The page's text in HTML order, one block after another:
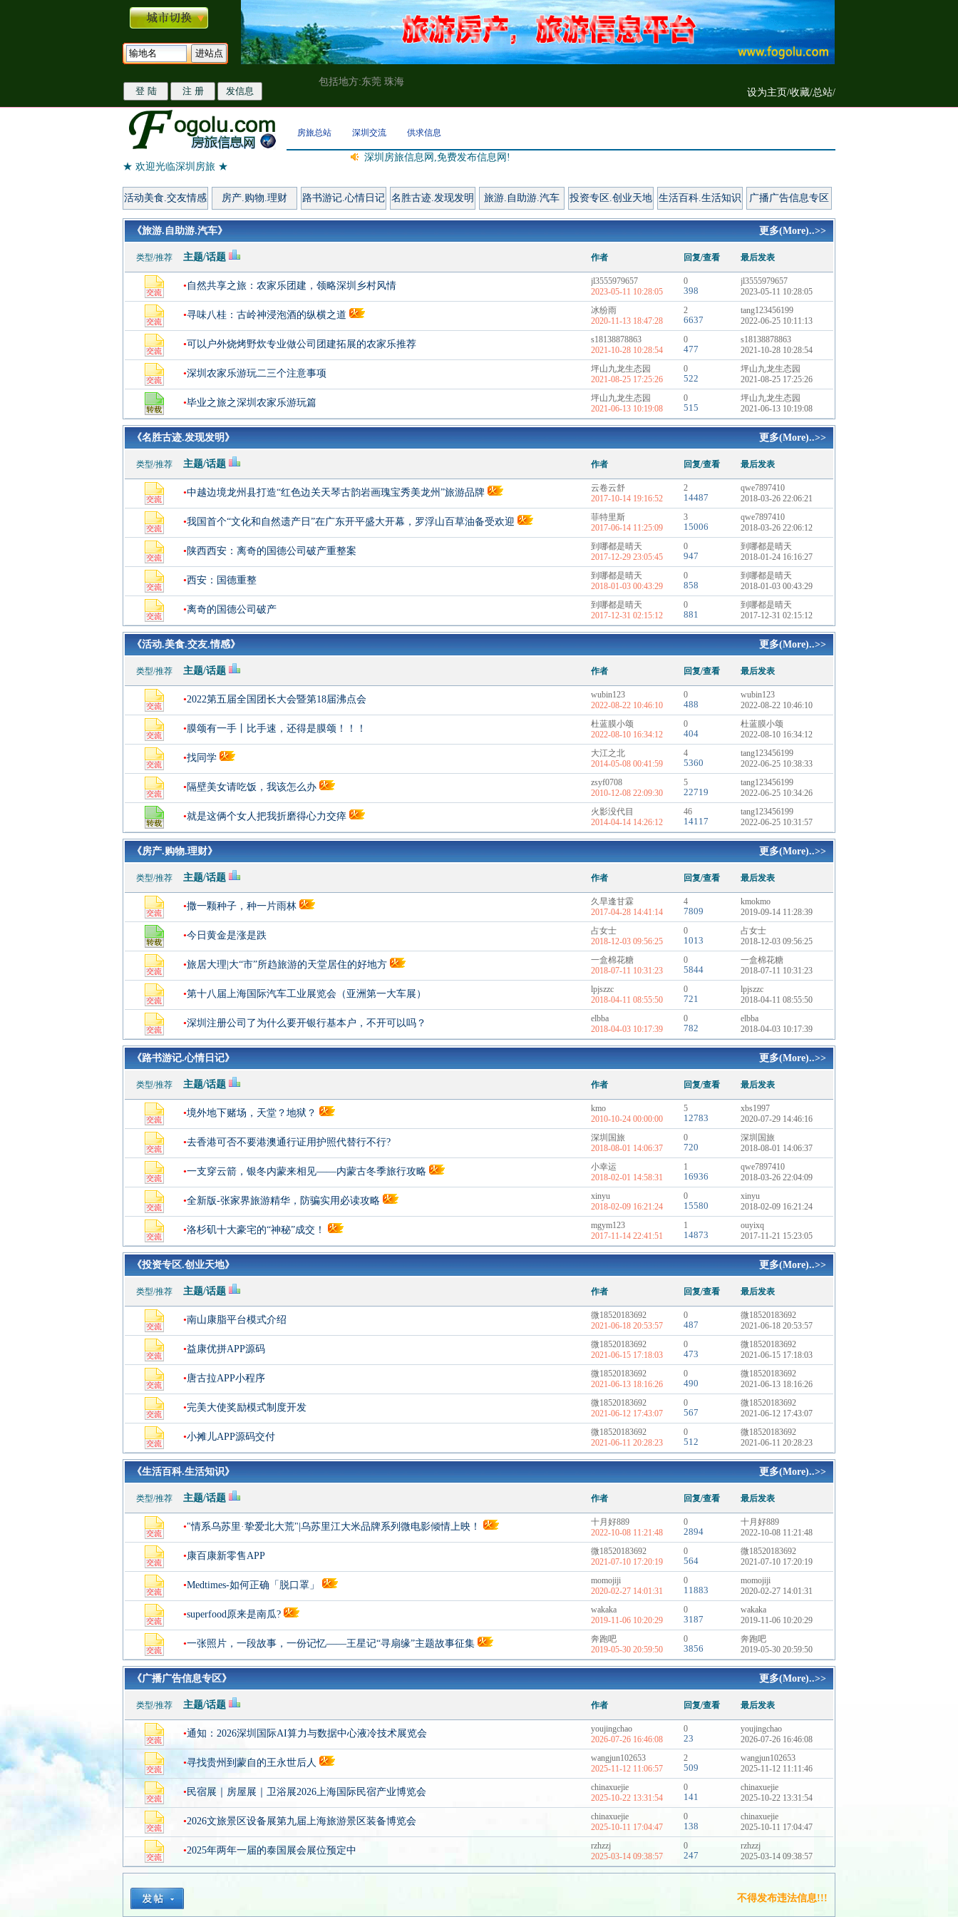
设为主页/收藏/总站/
包括地方:东莞 珠海
房旅总站 深圳交流 供求信息
★ 欢迎光临深圳房旅 ★
深圳房旅信息网,免费发布信息网!
活动美食.交友情感 房产.购物.理财 路书游记.心情日记 名胜古迹.发现发明 旅游.自助游.汽车 投资专区.创业天地 生活百科.生活知识 广播广告信息专区
更多(More)..>>
《旅游.自助游.汽车》
类型/推荐 主题/话题 作者 回复/查看 最后发表
• 自然共享之旅：农家乐团建，领略深圳乡村风情
jl3555979657
2023-05-11 10:28:05
0
398
jl3555979657
2023-05-11 10:28:05
•寻味八桂：古岭神浸泡酒的纵横之道
冰纷雨
2020-11-13 18:47:28
2
6637
tang123456199
2022-06-25 10:11:13
•可以户外烧烤野炊专业做公司团建拓展的农家乐推荐
s18138878863
2021-10-28 10:28:54
0
477
s18138878863
2021-10-28 10:28:54
•深圳农家乐游玩二三个注意事项
坪山九龙生态园
2021-08-25 17:25:26
0
522
坪山九龙生态园
2021-08-25 17:25:26
•毕业之旅之深圳农家乐游玩篇
坪山九龙生态园
2021-06-13 10:19:08
0
515
坪山九龙生态园
2021-06-13 10:19:08
更多(More)..>>
《名胜古迹.发现发明》
类型/推荐 主题/话题 作者 回复/查看 最后发表
•中越边境龙州县打造“红色边关天琴古韵岩画瑰宝秀美龙州”旅游品牌
云卷云舒
2017-10-14 19:16:52
2
14487
qwe7897410
2018-03-26 22:06:21
•我国首个“文化和自然遗产日”在广东开平盛大开幕，罗浮山百草油备受欢迎
菲特里斯
2017-06-14 11:25:09
3
15006
qwe7897410
2018-03-26 22:06:12
• 陕西西安：离奇的国德公司破产重整案
到哪都是晴天
2017-12-29 23:05:45
0
947
到哪都是晴天
2018-01-24 16:16:27
•西安：国德重整
到哪都是晴天
2018-01-03 00:43:29
0
858
到哪都是晴天
2018-01-03 00:43:29
•离奇的国德公司破产
到哪都是晴天
2017-12-31 02:15:12
0
881
到哪都是晴天
2017-12-31 02:15:12
更多(More)..>>
《活动.美食.交友.情感》
类型/推荐 主题/话题 作者 回复/查看 最后发表
•2022第五届全国团长大会暨第18届沸点会
wubin123
2022-08-22 10:46:10
0
488
wubin123
2022-08-22 10:46:10
•膜颂有一手丨比手速，还得是膜颂！！！
杜蓝膜小颂
2022-08-10 16:34:12
0
404
杜蓝膜小颂
2022-08-10 16:34:12
•找同学
大江之北
2014-05-08 00:41:59
4
5360
tang123456199
2022-06-25 10:38:33
• 隔壁美女请吃饭，我该怎么办
zsyf0708
2010-12-08 22:09:30
5
22719
tang123456199
2022-06-25 10:34:26
•就是这俩个女人把我折磨得心力交瘁
火影没代目
2014-04-14 14:26:12
46
14117
tang123456199
2022-06-25 10:31:57
更多(More)..>>
《房产.购物.理财》
类型/推荐 主题/话题 作者 回复/查看 最后发表
•撒一颗种子，种一片雨林
久旱逢甘霖
2017-04-28 14:41:14
4
7809
kmokmo
2019-09-14 11:28:39
•今日黄金是涨是跌
占女士
2018-12-03 09:56:25
0
1013
占女士
2018-12-03 09:56:25
•旅居大理|大“市”所趋旅游的天堂居住的好地方
一盒棉花糖
2018-07-11 10:31:23
0
5844
一盒棉花糖
2018-07-11 10:31:23
•第十八届上海国际汽车工业展览会（亚洲第一大车展）
lpjszzc
2018-04-11 08:55:50
0
721
lpjszzc
2018-04-11 08:55:50
•深圳注册公司了为什么要开银行基本户，不开可以吗？
elbba
2018-04-03 10:17:39
0
782
elbba
2018-04-03 10:17:39
更多(More)..>>
《路书游记.心情日记》
类型/推荐 主题/话题 作者 回复/查看 最后发表
•境外地下赌场，天堂？地狱？
kmo
2010-10-24 00:00:00
5
12783
xbs1997
2020-07-29 14:46:16
•去香港可否不要港澳通行证用护照代替行不行?
深圳国旅
2018-08-01 14:06:37
0
720
深圳国旅
2018-08-01 14:06:37
•一支穿云箭，银冬内蒙来相见——内蒙古冬季旅行攻略
小幸运
2018-02-01 14:58:31
1
16936
qwe7897410
2018-03-26 22:04:09
•全新版-张家界旅游精华，防骗实用必读攻略
xinyu
2018-02-09 16:21:24
0
15580
xinyu
2018-02-09 16:21:24
•洛杉矶十大豪宅的“神秘”成交！
mgym123
2017-11-14 22:41:51
1
14873
ouyixq
2017-11-21 15:23:05
更多(More)..>>
《投资专区.创业天地》
类型/推荐 主题/话题 作者 回复/查看 最后发表
•南山康脂平台模式介绍
微18520183692
2021-06-18 20:53:57
0
487
微18520183692
2021-06-18 20:53:57
•益康优拼APP源码
微18520183692
2021-06-15 17:18:03
0
473
微18520183692
2021-06-15 17:18:03
•唐古拉APP小程序
微18520183692
2021-06-13 18:16:26
0
490
微18520183692
2021-06-13 18:16:26
•完美大使奖励模式制度开发
微18520183692
2021-06-12 17:43:07
0
567
微18520183692
2021-06-12 17:43:07
•小摊儿APP源码交付
微18520183692
2021-06-11 20:28:23
0
512
微18520183692
2021-06-11 20:28:23
更多(More)..>>
《生活百科.生活知识》
类型/推荐 主题/话题 作者 回复/查看 最后发表
•"情系乌苏里·挚爱北大荒"|乌苏里江大米品牌系列微电影倾情上映！
十月好889
2022-10-08 11:21:48
0
2894
十月好889
2022-10-08 11:21:48
•康百康新零售APP
微18520183692
2021-07-10 17:20:19
0
564
微18520183692
2021-07-10 17:20:19
•Medtimes-如何正确「脱口罩」
momojiji
2020-02-27 14:01:31
0
11883
momojiji
2020-02-27 14:01:31
•superfood原来是南瓜?
wakaka
2019-11-06 10:20:29
0
3187
wakaka
2019-11-06 10:20:29
•一张照片，一段故事，一份记忆——王星记“寻扇缘”主题故事征集
奔跑吧
2019-05-30 20:59:50
0
3856
奔跑吧
2019-05-30 20:59:50
更多(More)..>>
《广播广告信息专区》
类型/推荐 主题/话题 作者 回复/查看 最后发表
•通知：2026深圳国际AI算力与数据中心液冷技术展览会
youjingchao
2026-07-26 16:46:08
0
23
youjingchao
2026-07-26 16:46:08
•寻找贵州到蒙自的王永世后人
wangjun102653
2025-11-12 11:06:57
2
509
wangjun102653
2025-11-12 11:11:46
• 民宿展｜房屋展｜卫浴展2026上海国际民宿产业博览会
chinaxuejie
2025-10-22 13:31:54
0
141
chinaxuejie
2025-10-22 13:31:54
•2026文旅景区设备展第九届上海旅游景区装备博览会
chinaxuejie
2025-10-11 17:04:47
0
138
chinaxuejie
2025-10-11 17:04:47
•2025年两年一届的泰国展会展位预定中
rzhzzj
2025-03-14 09:38:57
0
247
rzhzzj
2025-03-14 09:38:57
不得发布违法信息!!!